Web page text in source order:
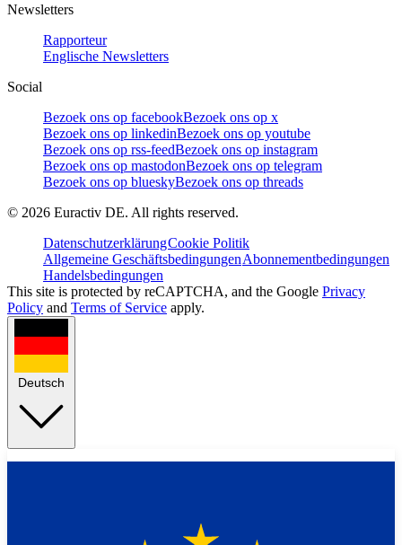
Newsletters
Rapporteur
Englische Newsletters
Social
Bezoek ons op facebookBezoek ons op x
Bezoek ons op linkedinBezoek ons op youtube
Bezoek ons op rss-feedBezoek ons op instagram
Bezoek ons op mastodonBezoek ons op telegram
Bezoek ons op blueskyBezoek ons op threads
© 2026 Euractiv DE. All rights reserved.
DatenschutzerklärungCookie Politik
Allgemeine GeschäftsbedingungenAbonnementbedingungen
Handelsbedingungen
This site is protected by reCAPTCHA, and the Google Privacy
Policy and Terms of Service apply.
Deutsch